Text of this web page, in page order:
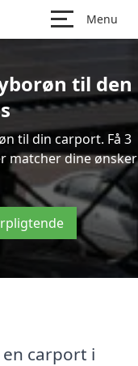
Menu
til den
til din carport. Få 3
matcher dine ønsker
carport i